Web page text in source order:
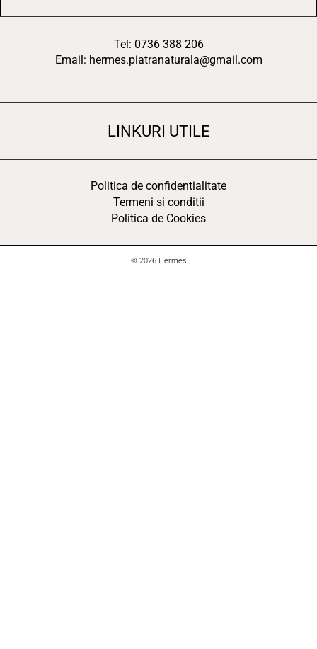
Tel: 0736 388 206
Email: hermes.piatranaturala@gmail.com
LINKURI UTILE
Politica de confidentialitate
Termeni si conditii
Politica de Cookies
© 2026 Hermes